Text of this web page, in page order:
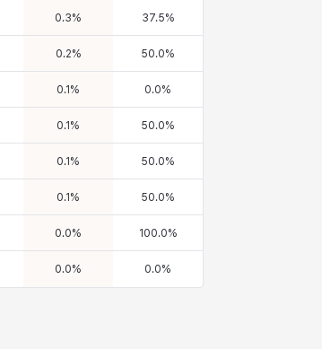
0.3% 37.5%
0.2% 50.0%
0.1% 0.0%
0.1% 50.0%
0.1% 50.0%
0.1% 50.0%
0.0% 100.0%
0.0% 0.0%